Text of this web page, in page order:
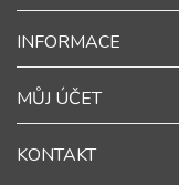
INFORMACE
MŮJ ÚČET
KONTAKT